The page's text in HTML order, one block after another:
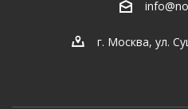
г. Москва, ул.